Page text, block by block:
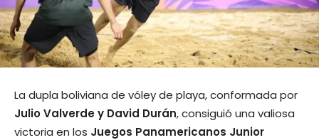
La dupla boliviana de vóley de playa, conformada por
Julio Valverde y David Durán, consiguió una valiosa
victoria en los Juegos Panamericanos Junior